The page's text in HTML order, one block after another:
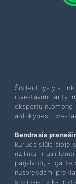
Šis leidinys yra
investavimo ar
ekspertų nuomonę
aplinkybes,
Bendrasis
kuriuos siūlo šioje
rizikingi ir gali lemti
pagalvoti, ar galite
nuspręsdami
susijusią riziką ir